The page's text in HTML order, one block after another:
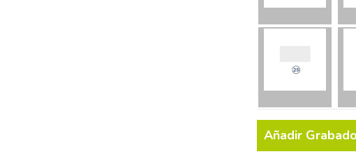
Añadir Grabado